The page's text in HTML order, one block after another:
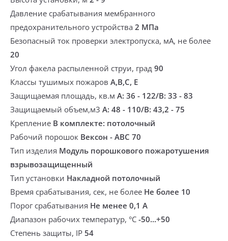
Давление срабатывания мембранного
предохранительного устройства 2 МПа
Безопасный ток проверки электропуска, мА, не более
20
Угол факела распыленной струи, град 90
Классы тушимых пожаров A,B,C, Е
Защищаемая площадь, кв.м А: 36 - 122/В: 33 - 83
Защищаемый объем,м3 А: 48 - 110/В: 43,2 - 75
Крепление В комплекте: потолочный
Рабочий порошок Вексон - АВС 70
Тип изделия Модуль порошкового пожаротушения
взрывозащищенный
Тип установки Накладной потолочный
Время срабатывания, сек, не более Не более 10
Порог срабатывания Не менее 0,1 А
Диапазон рабочих температур, °С -50...+50
Степень защиты, IP 54